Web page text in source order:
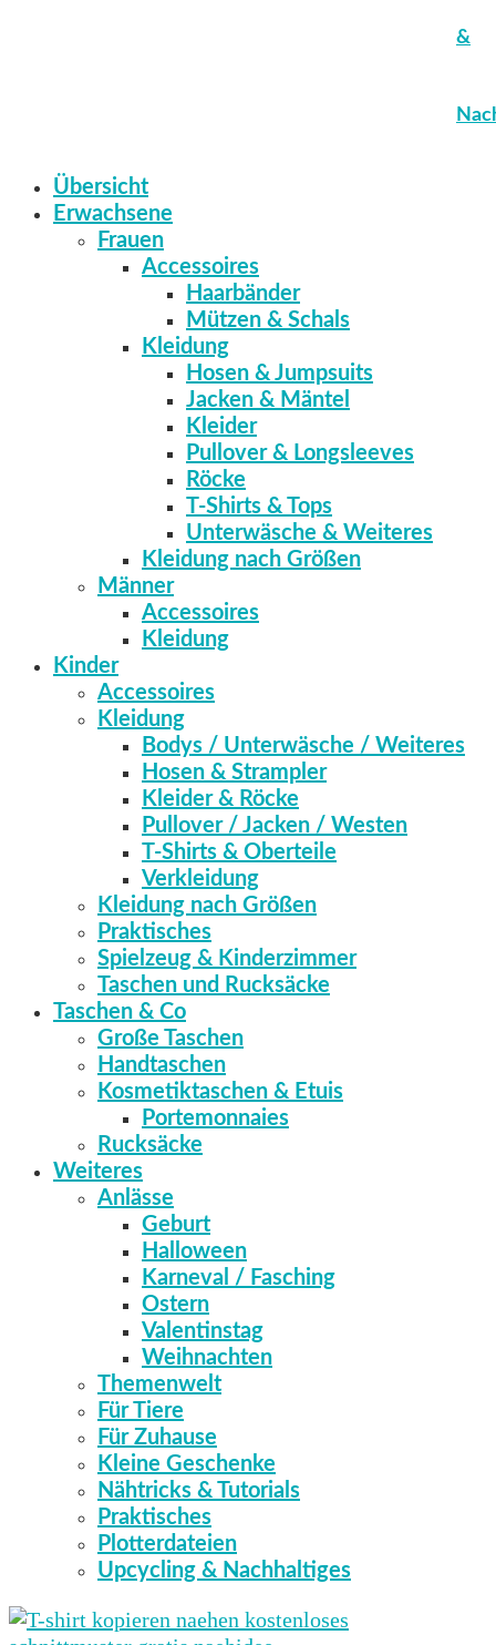
&
Übersicht
Erwachsene
Frauen
Accessoires
Haarbänder
Mützen & Schals
Kleidung
Hosen & Jumpsuits
Jacken & Mäntel
Kleider
Pullover & Longsleeves
Röcke
T-Shirts & Tops
Unterwäsche & Weiteres
Kleidung nach Größen
Männer
Accessoires
Kleidung
Kinder
Accessoires
Kleidung
Bodys / Unterwäsche / Weiteres
Hosen & Strampler
Kleider & Röcke
Pullover / Jacken / Westen
T-Shirts & Oberteile
Verkleidung
Kleidung nach Größen
Praktisches
Spielzeug & Kinderzimmer
Taschen und Rucksäcke
Taschen & Co
Große Taschen
Handtaschen
Kosmetiktaschen & Etuis
Portemonnaies
Rucksäcke
Weiteres
Anlässe
Geburt
Halloween
Karneval / Fasching
Ostern
Valentinstag
Weihnachten
Themenwelt
Für Tiere
Für Zuhause
Kleine Geschenke
Nähtricks & Tutorials
Praktisches
Plotterdateien
Upcycling & Nachhaltiges